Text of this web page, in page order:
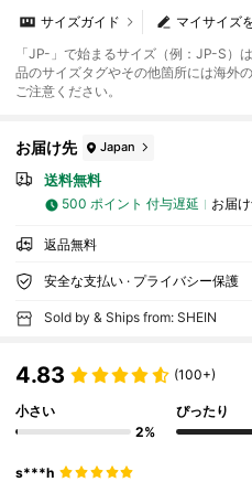
マイサイズ
サイズガイド
「JP-」で始まるサイズ（例：JP-S）
品のサイズタグやその他箇所には海外
ご注意ください。
お届け先 Japan
送料無料
500 ポイント 付与遅延 お届
返品無料
安全な支払い · プライバシー保護
Sold by & Ships from: SHEIN
4.83 (100+)
小さい
2%
ぴったり
s***h